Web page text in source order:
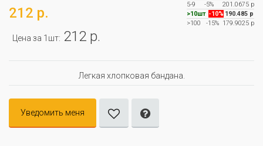
212 р.
Цена за 1шт: 212 р.
5-9
-5%
201.0675 р
>10шт -10% 190.485 р
>100
-15% 179.9025 р
Легкая хлопковая бандана.
Уведомить меня